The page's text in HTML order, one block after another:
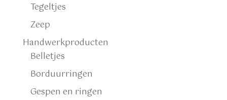
Tegeltjes
Zeep
Handwerkproducten
Belletjes
Borduurringen
Gespen en ringen